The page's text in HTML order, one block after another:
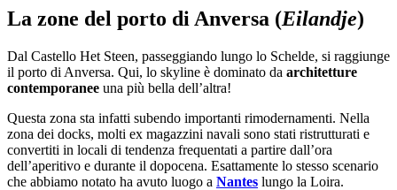
La zone del porto di Anversa (Eilandje)
Dal Castello Het Steen, passeggiando lungo lo Schelde, si raggiunge
il porto di Anversa. Qui, lo skyline è dominato da architetture
contemporanee una più bella dell’altra!
Questa zona sta infatti subendo importanti rimodernamenti. Nella
zona dei docks, molti ex magazzini navali sono stati ristrutturati e
convertiti in locali di tendenza frequentati a partire dall’ora
dell’aperitivo e durante il dopocena. Esattamente lo stesso scenario
che abbiamo notato ha avuto luogo a Nantes lungo la Loira.